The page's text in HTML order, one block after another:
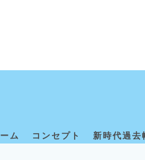
ム コンセプト 新時代過去